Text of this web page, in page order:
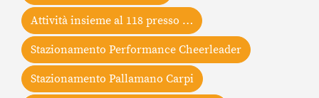
Attività insieme al 118 presso …
Stazionamento Performance Cheerleader
Stazionamento Pallamano Carpi